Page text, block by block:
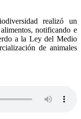
realizó un
notificando e
a la Ley del Medio
de animales